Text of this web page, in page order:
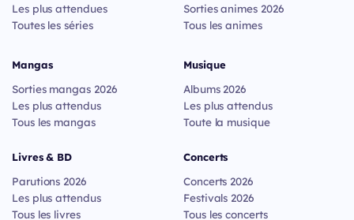
Les plus attendues
Toutes les séries
Sorties animes 2026
Tous les animes
Mangas
Sorties mangas 2026
Les plus attendus
Tous les mangas
Livres & BD
Parutions 2026
Les plus attendus
Tous les livres
Musique
Albums 2026
Les plus attendus
Toute la musique
Concerts
Concerts 2026
Festivals 2026
Tous les concerts